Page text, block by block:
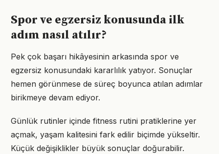
Spor ve egzersiz konusunda ilk
adım nasıl atılır?
Pek çok başarı hikâyesinin arkasında spor ve
egzersiz konusundaki kararlılık yatıyor. Sonuçlar
hemen görünmese de süreç boyunca atılan adımlar
birikmeye devam ediyor.
Günlük rutinler içinde fitness rutini pratiklerine yer
açmak, yaşam kalitesini fark edilir biçimde yükseltir.
Küçük değişiklikler büyük sonuçlar doğurabilir.